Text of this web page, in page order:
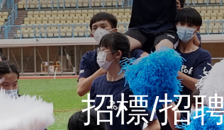
招標/招